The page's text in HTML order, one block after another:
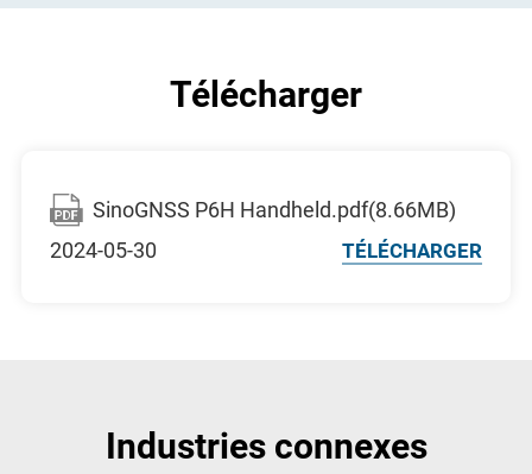
Télécharger
SinoGNSS P6H Handheld.pdf(8.66MB)
2024-05-30
TÉLÉCHARGER
Industries connexes